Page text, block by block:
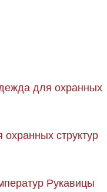
для охранных
структур
Рукавицы